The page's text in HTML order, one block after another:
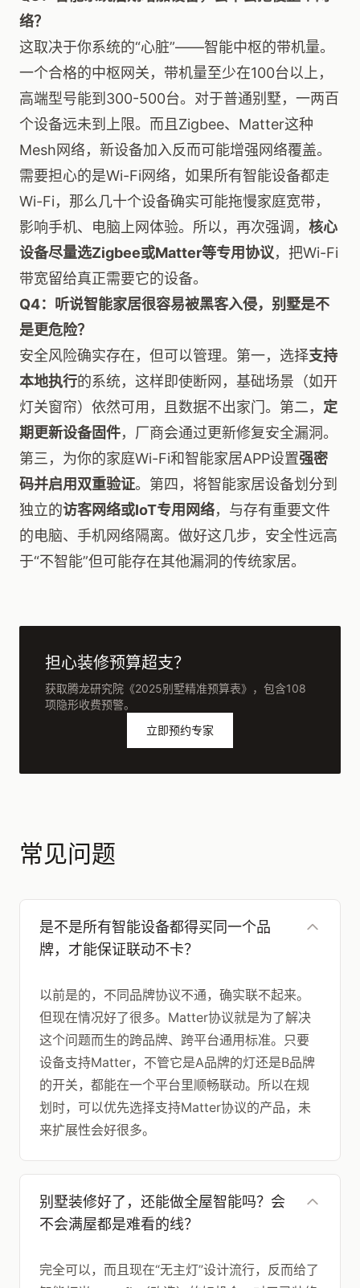
络？
这取决于你系统的“心脏”——智能中枢的带机量。
一个合格的中枢网关，带机量至少在100台以上，
高端型号能到300-500台。对于普通别墅，一两百
个设备远未到上限。而且Zigbee、Matter这种
Mesh网络，新设备加入反而可能增强网络覆盖。
需要担心的是Wi-Fi网络，如果所有智能设备都走
Wi-Fi，那么几十个设备确实可能拖慢家庭宽带，
影响手机、电脑上网体验。所以，再次强调， 核心
设备尽量选Zigbee或Matter等专用协议，把Wi-Fi
带宽留给真正需要它的设备。
Q4：听说智能家居很容易被黑客入侵，别墅是不
是更危险？
安全风险确实存在，但可以管理。第一，选择支持
本地执行的系统，这样即使断网，基础场景（如开
灯关窗帘）依然可用，且数据不出家门。第二， 定
期更新设备固件，厂商会通过更新修复安全漏洞。
第三，为你的家庭Wi-Fi和智能家居APP设置强密
码并启用双重验证。第四，将智能家居设备划分到
独立的访客网络或IoT专用网络，与存有重要文件
的电脑、手机网络隔离。做好这几步，安全性远高
于“不智能”但可能存在其他漏洞的传统家居。
担心装修预算超支？
获取腾龙研究院《2025别墅精准预算表》，包含108
项隐形收费预警。
立即预约专家
常见问题
是不是所有智能设备都得买同一个品
牌，才能保证联动不卡？
以前是的，不同品牌协议不通，确实联不起来。
但现在情况好了很多。Matter协议就是为了解决
这个问题而生的跨品牌、跨平台通用标准。只要
设备支持Matter，不管它是A品牌的灯还是B品牌
的开关，都能在一个平台里顺畅联动。所以在规
划时，可以优先选择支持Matter协议的产品，未
来扩展性会好很多。
别墅装修好了，还能做全屋智能吗？会
不会满屋都是难看的线？
完全可以，而且现在“无主灯”设计流行，反而给了